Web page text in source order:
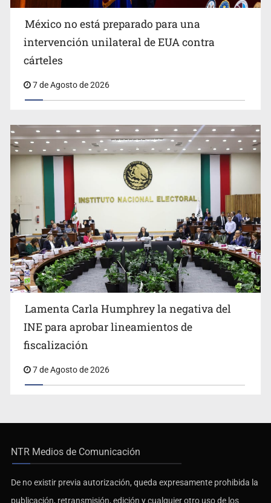
Desapariciones en Jalisco, con complicidad de policías,
México no está preparado para una
intervención unilateral de EUA contra
cárteles
7 de Agosto de 2026
Lamenta Carla Humphrey la negativa del
INE para aprobar lineamientos de
fiscalización
7 de Agosto de 2026
NTR Medios de Comunicación
De no existir previa autorización, queda expresamente prohibida la
publicación, retransmisión, edición y cualquier otro uso de los